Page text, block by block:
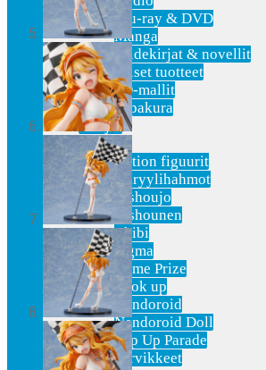
Blu-ray & DVD
Manga
Taidekirjat & novellit
Digitaaliset tuotteet
3D-mallit
Pepakura
Doujin
Figuurit
Action figuurit
Akryylihahmot
Bishoujo
Bishounen
Chibi
Figma
Game Prize
Look up
Nendoroid
Nendoroid Doll
Pop Up Parade
Tarvikkeet